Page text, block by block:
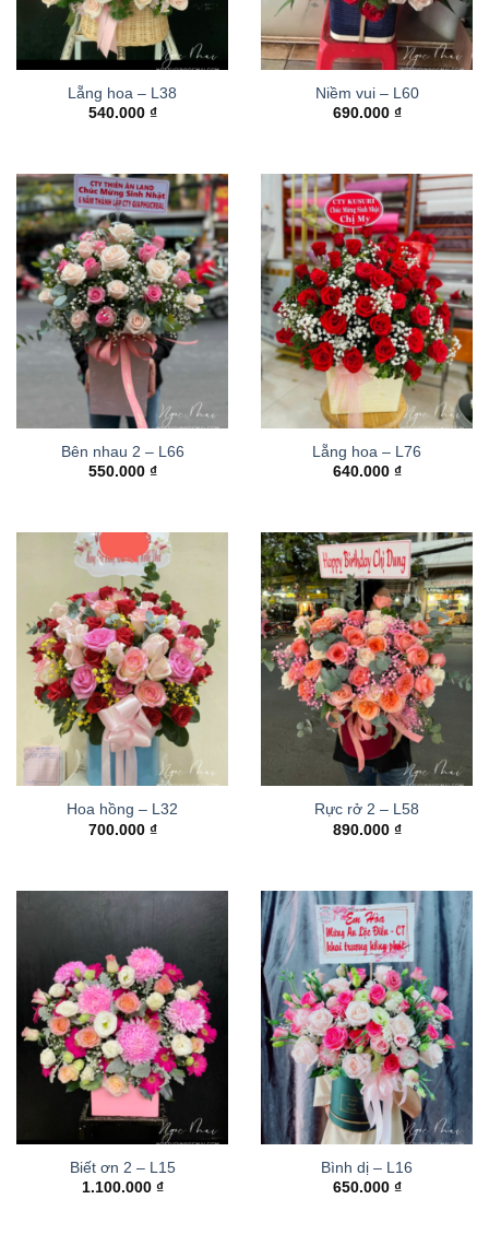
Lẵng hoa – L38
540.000 ₫
Niềm vui – L60
690.000 ₫
Bên nhau 2 – L66
550.000 ₫
Lẵng hoa – L76
640.000 ₫
Hoa hồng – L32
700.000 ₫
Rực rở 2 – L58
890.000 ₫
Biết ơn 2 – L15
1.100.000 ₫
Bình dị – L16
650.000 ₫